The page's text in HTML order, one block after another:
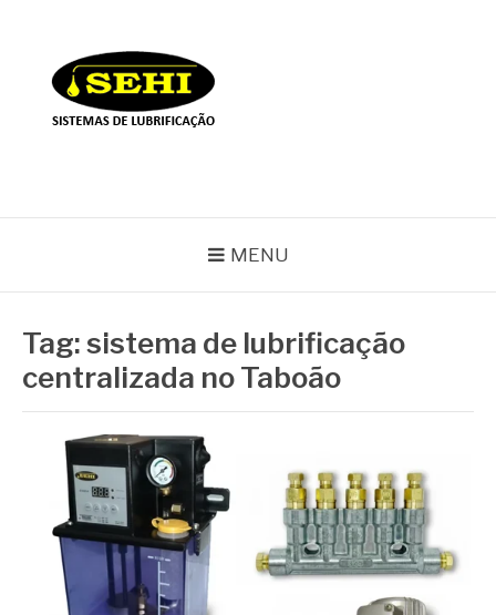
conteúdo
MENU
Tag:sistema de lubrificação
centralizada no Taboão